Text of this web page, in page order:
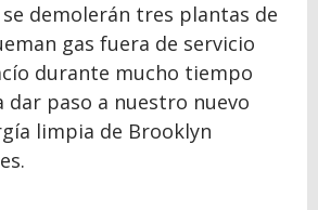
demolerán tres plantas de
gas fuera de servicio
durante mucho tiempo
dar paso a nuestro nuevo
limpia de Brooklyn